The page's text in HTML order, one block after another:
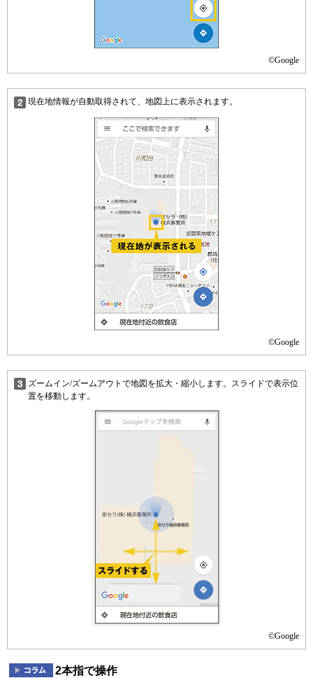
©Google
現在地情報が自動取得されて、地図上に表示されます。
©Google
ズームイン/ズームアウトで地図を拡大・縮小します。スライドで表示位
置を移動します。
©Google
2本指で操作